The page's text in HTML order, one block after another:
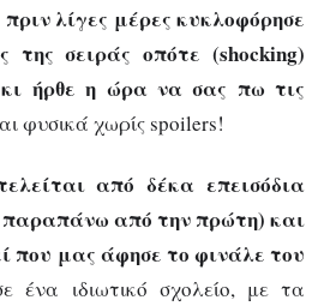
πριν λίγες μέρες κυκλοφόρησε
της σειράς οπότε (shocking)
ήρθε η ώρα να σας πω τις
φυσικά χωρίς spoilers!
από δέκα επεισόδια
από την πρώτη) και
που μας άφησε το φινάλε του
ένα ιδιωτικό σχολείο, με τα